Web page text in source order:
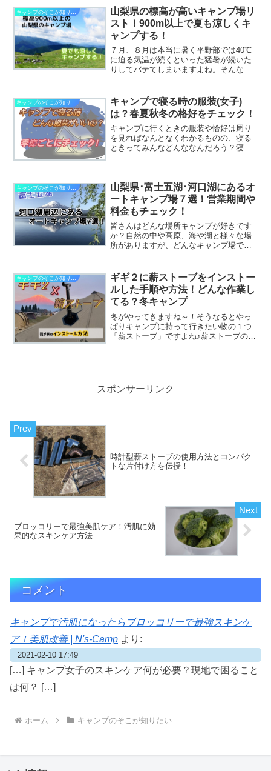
か、ひしめき合っているような気がしま
す。人気のAサイトなんかはチ...
山梨県の標高が高いキャンプ場リ
スト！900m以上で夏も涼しくキ
ャンプする！
７月、８月は本当に暑く平野部では40℃
に迫る気温が続くといった猛暑が続いた
りしてバテてしまいますよね。そんな暑
そこで標高の高い場所へ行けば涼しいは
ず！！標高が100m上...
キャンプのそこが知りたい
キャンプで寝る時の服装(女子)
は？春夏秋冬の格好をチェック！
キャンプに行くときの服装や恰好は周り
を見ればなんとなくわかるものの、寝る
ときってみんなどんななんだろう？寝る
のですが、春夏秋冬の季節で...
キャンプのそこが知りたい
山梨県･富士五湖･河口湖にあるオ
ートキャンプ場７選！営業期間や
料金もチェック！
皆さんはどんな場所キャンプが好きです
か？自然の中や高原、海や湖と様々な場
所がありますが、どんなキャンプ場でも
るかもしれませんが、ここでは楽チンな
富士五湖の１つ河口湖周辺...
キャンプのそこが知りたい
ギギ２に薪ストーブをインストー
ルした手順や方法！どんな作業し
てる？冬キャンプ
冬がやってきますね～！そうなるとやっ
ぱりキャンプに持って行きたい物の１つ
「薪ストーブ」ですよね♪薪ストーブの温
スポンサーリンク
時計型薪ストーブの使用方法とコンパク
トな片付け方を伝授！
ブロッコリーで最強美肌ケア！汚肌に効
果的なスキンケア方法
コメント
キャンプで汚肌になったらブロッコリーで最強スキンケ
ア！美肌改善 | N's-Camp より:
2021-02-10 17:49
[…] キャンプ女子のスキンケア何が必要？現地で困ること
は何？ […]
ホーム キャンプのそこが知りたい